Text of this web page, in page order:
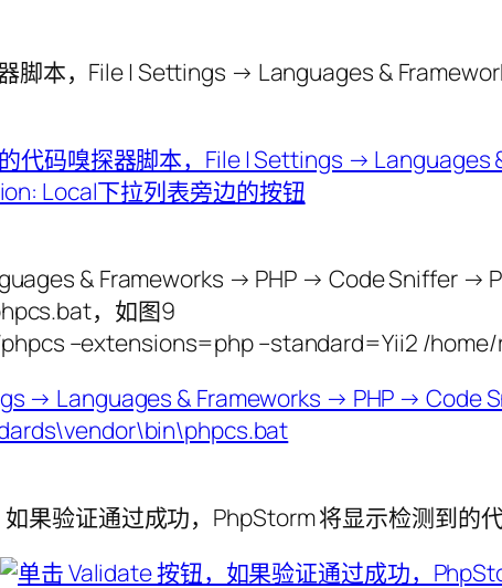
脚本，File | Settings → Languages &
& Frameworks → PHP → Code Sniffer →
，如图9
–extensions=php –standard=Yii2 /
果验证通过成功，PhpStorm 将显示​​检测到的